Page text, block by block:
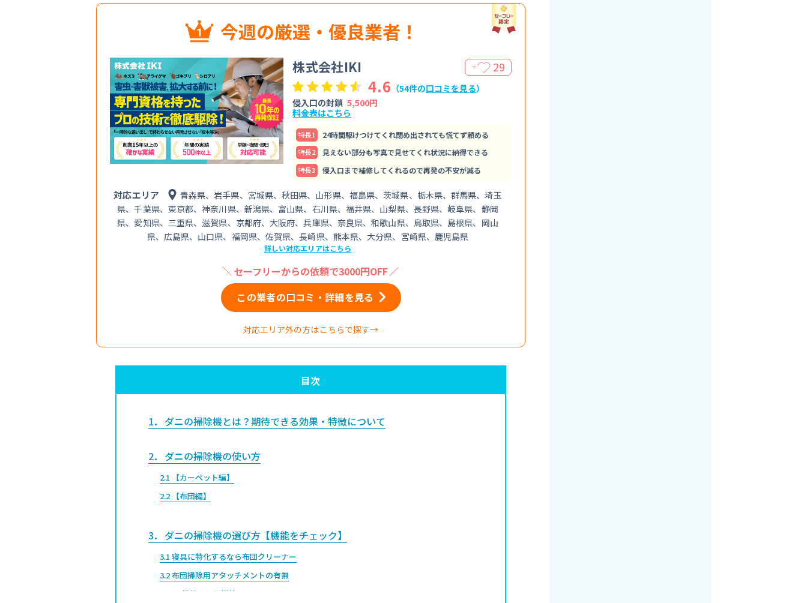
今週の厳選・優良業者！
株式会社IKI ＋ 29
4.6 （54件の口コミを見る）
侵入口の封鎖 5,500円
料金表はこちら
特⻑1 24時間駆けつけてくれ閉め出されても慌てず頼める
特⻑2 見えない部分も写真で見せてくれ状況に納得できる
特⻑3 侵入口まで補修してくれるので再発の不安が減る
対応エリア
青森県、岩手県、宮城県、秋田県、山形県、福島県、茨城県、栃木県、群馬県、埼玉
県、千葉県、東京都、神奈川県、新潟県、富山県、石川県、福井県、山梨県、長野県、岐阜県、静岡
県、愛知県、三重県、滋賀県、京都府、大阪府、兵庫県、奈良県、和歌山県、鳥取県、島根県、岡山
県、広島県、山口県、福岡県、佐賀県、長崎県、熊本県、大分県、宮崎県、鹿児島県
詳しい対応エリアはこちら
セーフリーからの依頼で3000円OFF
この業者の口コミ・詳細を見る
対応エリア外の方はこちらで探す→
目次
1 ダニの掃除機とは？期待できる効果・特徴について
2 ダニの掃除機の使い方
2.1 【カーペット編】
2.2【布団編】
3 ダニの掃除機の選び方【機能をチェック】
3.1 寝具に特化するなら布団クリーナー
3.2布団掃除用アタッチメントの有無
UV機能や温風機能